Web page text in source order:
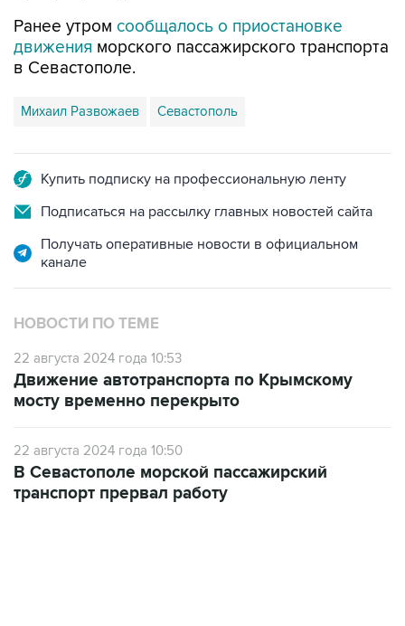
Ранее утром сообщалось о приостановке
движения морского пассажирского транспорта
в Севастополе.
Михаил Развожаев Севастополь
Купить подписку на профессиональную ленту
Подписаться на рассылку главных новостей сайта
Получать оперативные новости в официальном
канале
НОВОСТИ ПО ТЕМЕ
22 августа 2024 года 10:53
Движение автотранспорта по Крымскому
мосту временно перекрыто
22 августа 2024 года 10:50
В Севастополе морской пассажирский
транспорт прервал работу